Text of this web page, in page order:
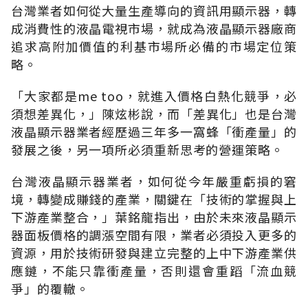
台灣業者如何從大量生產導向的資訊用顯示器，轉
成消費性的液晶電視市場，就成為液晶顯示器廠商
追求高附加價值的利基市場所必備的市場定位策
略。
「大家都是me too，就進入價格白熱化競爭，必
須想差異化，」陳炫彬說，而「差異化」也是台灣
液晶顯示器業者經歷過三年多一窩蜂「衝產量」的
發展之後，另一項所必須重新思考的營運策略。
台灣液晶顯示器業者，如何從今年嚴重虧損的窘
境，轉變成賺錢的產業，關鍵在「技術的掌握與上
下游產業整合，」葉銘龍指出，由於未來液晶顯示
器面板價格的調漲空間有限，業者必須投入更多的
資源，用於技術研發與建立完整的上中下游產業供
應鏈，不能只靠衝產量，否則還會重蹈「流血競
爭」的覆轍。